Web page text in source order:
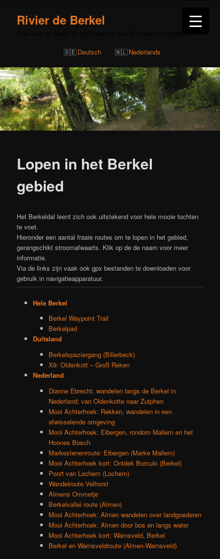
Rivier de Berkel
Deutsch Nederlands
Lopen in het Berkel
gebied
Het Berkeldal leent zich ook uitstekend voor hele mooie tochten
te voet.
Hieronder een aantal fraaie routes om te lopen in het gebied,
gerangschikt stroomafwaarts. Klik op de de naam voor meer
informatie.
Via de links zijn vaak ook gpx bestanden te downloaden voor
gebruik in navigatieapparatuur.
Hele Berkel
Berkel Waypoint Trail
Berkelpad
Duitsland
Berkelspaziergang (Billerbeck)
X9: Oldenkott – Groß Reken
Nederland
Dianne Ebrecht: wandelen langs de Berkel in
Nederland; van Oldenkotte naar Zutphen
Mooi Achterhoek: Rekken, wandelen in een
afwisselende omgeving
Mooi Achterhoek: Eibergen, rondom Mallem en het
Hoones Bosch
Markestenenroute: Eibergen (Marke Mallem)
Mooi Achterhoek kort: Ontdek Borculo (Berkel)
Poort van Lochem (Lochem)
Wandelroute Velhorst
Almens Ommetje
Berkelvallei route (Almen)
Mooi Achterhoek: Almen wandelen over landgoederen
Mooi Achterhoek: Almen door bos en langs water
Mooi Achterhoek kort: Warnsveld, Berkel
Berkel en Warnsveldroute (Almen-Warnsveld)